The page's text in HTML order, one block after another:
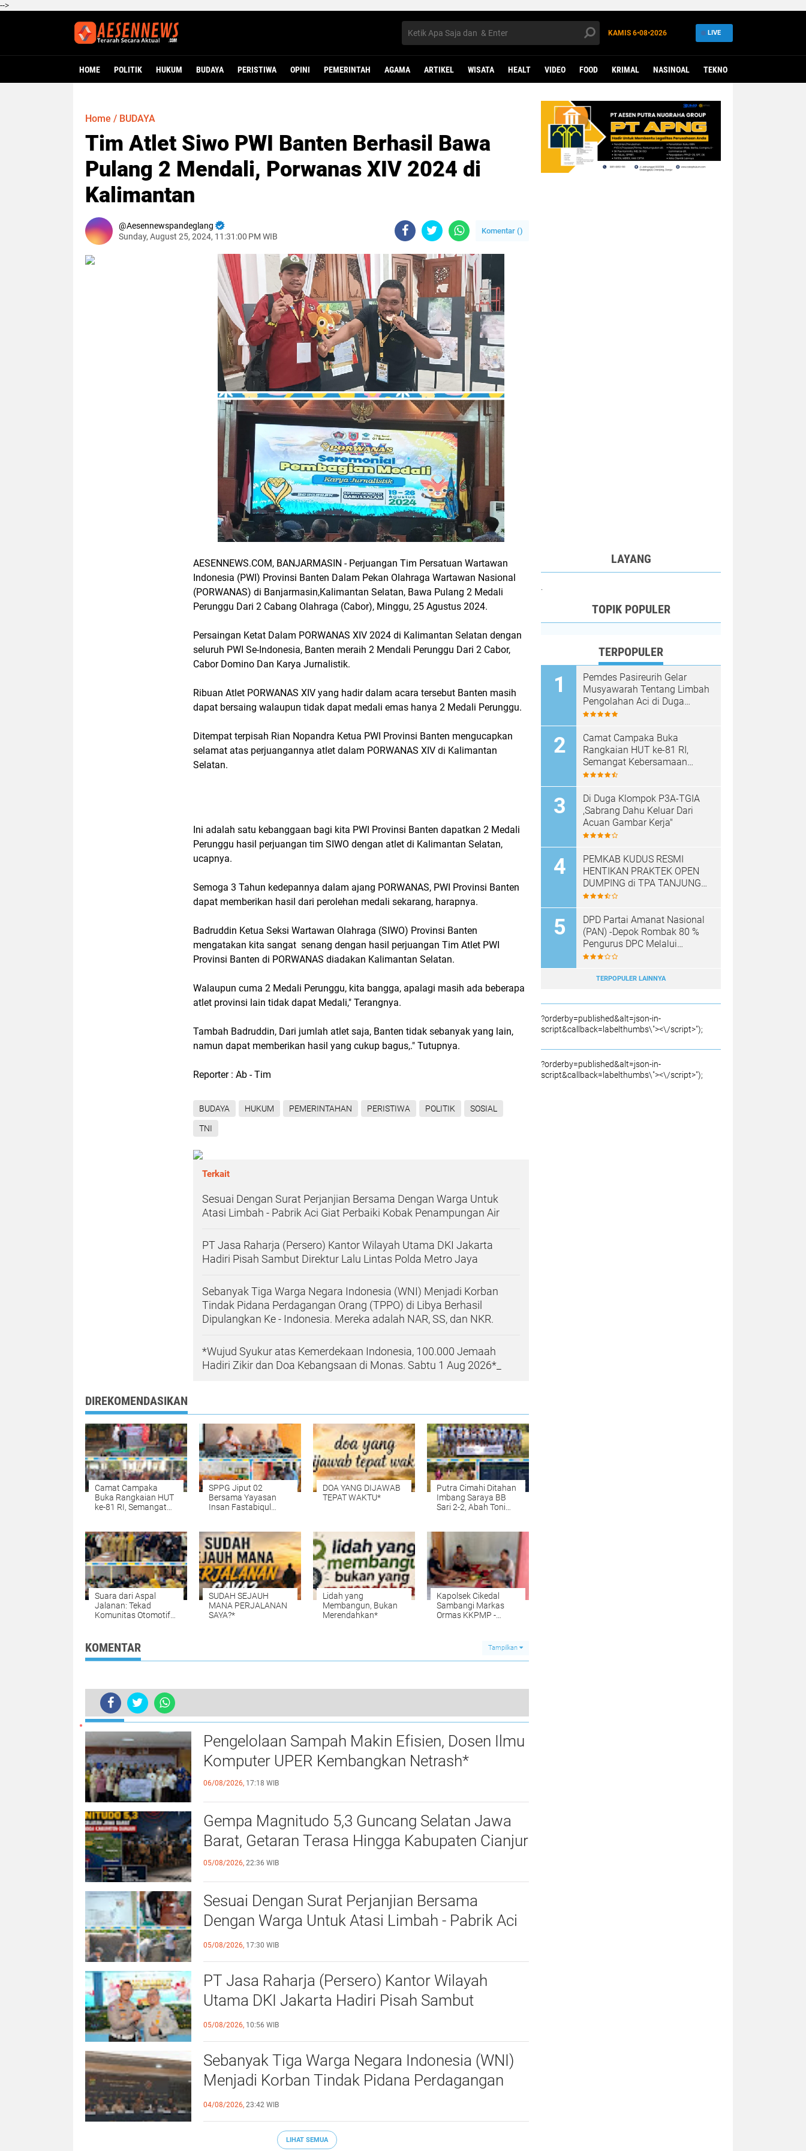
-->
KAMIS 6•08•2026 LIVE
HOME POLITIK HUKUM BUDAYA PERISTIWA OPINI PEMERINTAH AGAMA ARTIKEL WISATA HEALT VIDEO FOOD KRIMAL NASINOAL TEKNO
Home / BUDAYA
Tim Atlet Siwo PWI Banten Berhasil Bawa
Pulang 2 Mendali, Porwanas XIV 2024 di
Kalimantan
Aesennewspandeglang
Sunday, August 25, 2024, 11:31:00 PM WIB
Komentar ()
AESENNEWS.COM, BANJARMASIN - Perjuangan Tim Persatuan Wartawan
Indonesia (PWI) Provinsi Banten Dalam Pekan Olahraga Wartawan Nasional
(PORWANAS) di Banjarmasin,Kalimantan Selatan, Bawa Pulang 2 Medali
Perunggu Dari 2 Cabang Olahraga (Cabor), Minggu, 25 Agustus 2024.
Persaingan Ketat Dalam PORWANAS XIV 2024 di Kalimantan Selatan dengan
seluruh PWI Se-Indonesia, Banten meraih 2 Mendali Perunggu Dari 2 Cabor,
Cabor Domino Dan Karya Jurnalistik.
Ribuan Atlet PORWANAS XIV yang hadir dalam acara tersebut Banten masih
dapat bersaing walaupun tidak dapat medali emas hanya 2 Medali Perunggu.
Ditempat terpisah Rian Nopandra Ketua PWI Provinsi Banten mengucapkan
selamat atas perjuangannya atlet dalam PORWANAS XIV di Kalimantan
Selatan.
Ini adalah satu kebanggaan bagi kita PWI Provinsi Banten dapatkan 2 Medali
Perunggu hasil perjuangan tim SIWO dengan atlet di Kalimantan Selatan,
ucapnya.
Semoga 3 Tahun kedepannya dalam ajang PORWANAS, PWI Provinsi Banten
dapat memberikan hasil dari perolehan medali sekarang, harapnya.
Badruddin Ketua Seksi Wartawan Olahraga (SIWO) Provinsi Banten
mengatakan kita sangat senang dengan hasil perjuangan Tim Atlet PWI
Provinsi Banten di PORWANAS diadakan Kalimantan Selatan.
Walaupun cuma 2 Medali Perunggu, kita bangga, apalagi masih ada beberapa
atlet provinsi lain tidak dapat Medali," Terangnya.
Tambah Badruddin, Dari jumlah atlet saja, Banten tidak sebanyak yang lain,
namun dapat memberikan hasil yang cukup bagus,." Tutupnya.
Reporter : Ab - Tim
BUDAYA HUKUM PEMERINTAHAN PERISTIWA POLITIK SOSIAL
TNI
Terkait
Sesuai Dengan Surat Perjanjian Bersama Dengan Warga Untuk
Atasi Limbah - Pabrik Aci Giat Perbaiki Kobak Penampungan Air
PT Jasa Raharja (Persero) Kantor Wilayah Utama DKI Jakarta
Hadiri Pisah Sambut Direktur Lalu Lintas Polda Metro Jaya
Sebanyak Tiga Warga Negara Indonesia (WNI) Menjadi Korban
Tindak Pidana Perdagangan Orang (TPPO) di Libya Berhasil
Dipulangkan Ke - Indonesia. Mereka adalah NAR, SS, dan NKR.
*Wujud Syukur atas Kemerdekaan Indonesia, 100.000 Jemaah
Hadiri Zikir dan Doa Kebangsaan di Monas. Sabtu 1 Aug 2026*_
DIREKOMENDASIKAN
Camat Campaka
Buka Rangkaian HUT
ke-81 RI, Semangat
Lomba Karaoke
Perangkat Desa
SPPG Jiput 02
Bersama Yayasan
Insan Fastabiqul
Organoleptik untuk
Pengawasan Menu
MBG
DOA YANG DIJAWAB
TEPAT WAKTU*
Putra Cimahi Ditahan
Imbang Saraya BB
Sari 2-2, Abah Toni
Soeratin U-15
Purwakarta
Suara dari Aspal
Jalanan: Tekad
Komunitas Otomotif
Tangerang
SUDAH SEJAUH
MANA PERJALANAN
SAYA?*
Lidah yang
Membangun, Bukan
Merendahkan*
Kapolsek Cikedal
Sambangi Markas
Ormas KKPMP -
KOMENTAR Tampilkan
Tim Atlet Siwo PWI Banten Berhasil Bawa Pulang 2 Mendali, Porwanas XIV 2024 di Kalimantan
0
TERKINI
Pengelolaan Sampah Makin Efisien, Dosen Ilmu
Komputer UPER Kembangkan Netrash*
06/08/2026, 17:18 WIB
Gempa Magnitudo 5,3 Guncang Selatan Jawa
Barat, Getaran Terasa Hingga Kabupaten Cianjur
05/08/2026, 22:36 WIB
Sesuai Dengan Surat Perjanjian Bersama
Dengan Warga Untuk Atasi Limbah - Pabrik Aci
Giat Perbaiki Kobak Penampungan Air
05/08/2026, 17:30 WIB
PT Jasa Raharja (Persero) Kantor Wilayah
Utama DKI Jakarta Hadiri Pisah Sambut
Direktur Lalu Lintas Polda Metro Jaya
05/08/2026, 10:56 WIB
Sebanyak Tiga Warga Negara Indonesia (WNI)
Menjadi Korban Tindak Pidana Perdagangan
Orang (TPPO) di Libya Berhasil Dipulangkan Ke -
Indonesia. Mereka
04/08/2026, 23:42 WIB
LIHAT SEMUA
LAYANG
TOPIK POPULER
TERPOPULER
Pemdes Pasireurih Gelar
Musyawarah Tentang Limbah
Pengolahan Aci di Duga
Cemari Sungai Cisata
Sementara
Camat Campaka Buka
Rangkaian HUT ke-81 RI,
Semangat Kebersamaan
Warnai Senam Massal dan
Desa
Di Duga Klompok P3A-TGIA
,Sabrang Dahu Keluar Dari
Acuan Gambar Kerja"
PEMKAB KUDUS RESMI
HENTIKAN PRAKTEK OPEN
DUMPING di TPA TANJUNG
REJO, KEC.JEKULO
SISTEM PENGELOLAAN
SAMPAH BARU
DPD Partai Amanat Nasional
(PAN) -Depok Rombak 80 %
Pengurus DPC Melalui
Muscab "
TERPOPULER LAINNYA
?orderby=published&alt=json-in-
script&callback=labelthumbs\"><\/script>");
?orderby=published&alt=json-in-
script&callback=labelthumbs\"><\/script>");